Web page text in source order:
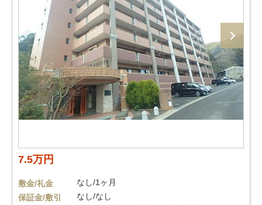
7.5万円
敷金/礼金
なし/1ヶ月
保証金/敷引
なし/なし